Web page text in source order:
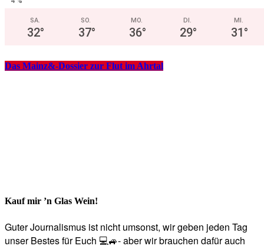
SA.
32°
SO.
37°
MO.
36°
DI.
29°
MI.
31°
Das Mainz&-Dossier zur Flut im Ahrtal
Kauf mir ’n Glas Wein!
Guter Journalismus ist nicht umsonst, wir geben jeden Tag
unser Bestes für Euch 💻🚙- aber wir brauchen dafür auch